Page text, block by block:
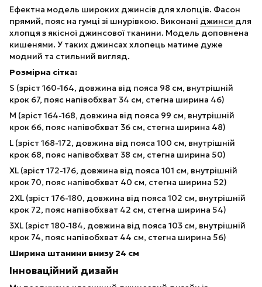
Ефектна модель широких джинсів для хлопців. Фасон
прямий, пояс на гумці зі шнурівкою. Виконані джинси для
хлопця з якісної джинсової тканини. Модель доповнена
кишенями. У таких джинсах хлопець матиме дуже
модний та стильний вигляд.
Розмірна сітка:
S (зріст 160-164, довжина від пояса 98 см, внутрішній
крок 67, пояс напівобхват 34 см, стегна ширина 46)
М (зріст 164-168, довжина від пояса 99 см, внутрішній
крок 66, пояс напівобхват 36 см, стегна ширина 48)
L (зріст 168-172, довжина від пояса 100 см, внутрішній
крок 68, пояс напівобхват 38 см, стегна ширина 50)
ХL (зріст 172-176, довжина від пояса 101 см, внутрішній
крок 70, пояс напівобхват 40 см, стегна ширина 52)
2XL (зріст 176-180, довжина від пояса 102 см, внутрішній
крок 72, пояс напівобхват 42 см, стегна ширина 54)
3XL (зріст 180-184, довжина від пояса 103 см, внутрішній
крок 74, пояс напівобхват 44 см, стегна ширина 56)
Ширина штанини внизу 24 см
Інноваційний дизайн